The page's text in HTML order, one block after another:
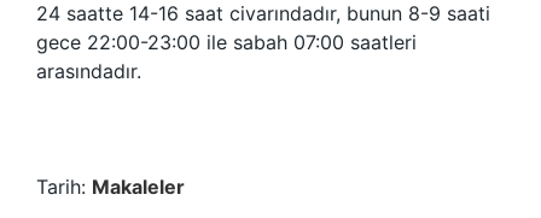
24 saatte 14-16 saat civarındadır, bunun 8-9 saati
gece 22:00-23:00 ile sabah 07:00 saatleri
arasındadır.
Tarih: Makaleler